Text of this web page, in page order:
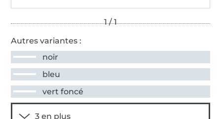
Autres variantes :
noir
bleu
vert foncé